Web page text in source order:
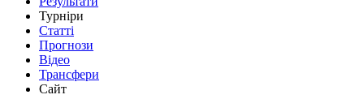
Турніри
Статті
Прогнози
Відео
Трансфери
Сайт